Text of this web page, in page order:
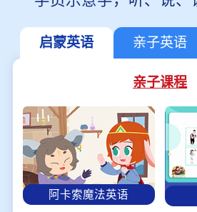
启蒙英语 亲子英语
亲子课程
阿卡索魔法英语